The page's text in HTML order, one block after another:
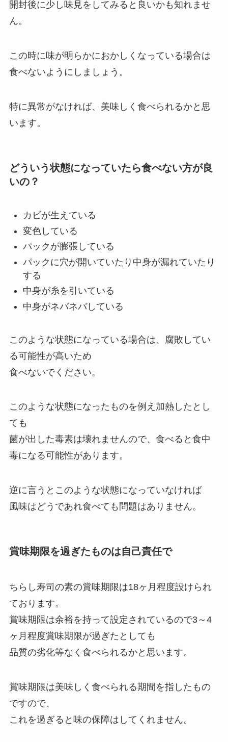
開封後に少し味見をしてみると良いかも知れませ
ん。
この時に味が明らかにおかしくなっている場合は
食べないようにしましょう。
特に異常がなければ、美味しく食べられるかと思
います。
どういう状態になっていたら食べない方が良
いの？
カビが生えている
変色している
パックが膨張している
パックに穴が開いていたり中身が漏れていたり
する
中身が糸を引いている
中身がネバネバしている
このような状態になっている場合は、腐敗してい
る可能性が高いため
食べないでください。
このような状態になったものを例え加熱したとし
ても
菌が出した毒素は壊れませんので、食べると食中
毒になる可能性があります。
逆に言うとこのような状態になっていなければ
風味はどうであれ食べても問題はありません。
賞味期限を過ぎたものは自己責任で
ちらし寿司の素の賞味期限は18ヶ月程度設けられ
ております。
賞味期限は余裕を持って設定されているので3～4
ヶ月程度賞味期限が過ぎたとしても
品質の劣化等なく食べられるかと思います。
賞味期限は美味しく食べられる期間を指したもの
ですので、
これを過ぎると味の保障はしてくれません。